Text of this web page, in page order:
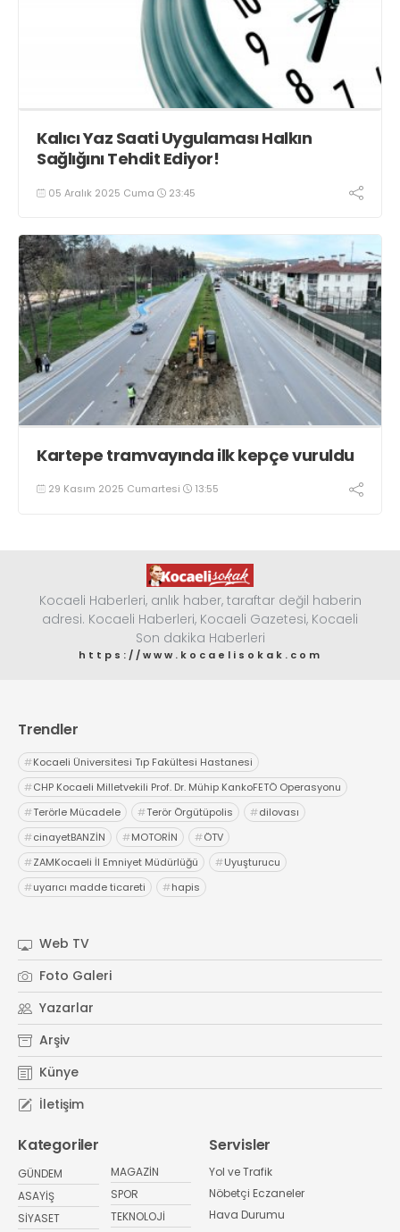
Kalıcı Yaz Saati Uygulaması Halkın
Sağlığını Tehdit Ediyor!
05 Aralık 2025 Cuma 23:45
Kartepe tramvayında ilk kepçe vuruldu
29 Kasım 2025 Cumartesi 13:55
Kocaeli Haberleri, anlık haber, taraftar değil haberin
adresi. Kocaeli Haberleri, Kocaeli Gazetesi, Kocaeli
Son dakika Haberleri
https://www.kocaelisokak.com
Trendler
#Kocaeli Üniversitesi Tıp Fakültesi Hastanesi
#CHP Kocaeli Milletvekili Prof. Dr. Mühip KankoFETÖ Operasyonu
#Terörle Mücadele #Terör Örgütüpolis #dilovası
#cinayetBANZİN #MOTORİN #ÖTV
#ZAMKocaeli İl Emniyet Müdürlüğü #Uyuşturucu
#uyarıcı madde ticareti #hapis
Web TV
Foto Galeri
Yazarlar
Arşiv
Künye
İletişim
Kategoriler
GÜNDEM
ASAYİŞ
SİYASET
MAGAZİN
SPOR
TEKNOLOJİ
Servisler
Yol ve Trafik
Nöbetçi Eczaneler
Hava Durumu